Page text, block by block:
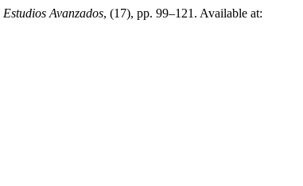
Estudios Avanzados, (17), pp. 99–121. Available at: